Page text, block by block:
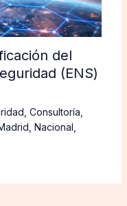
del
(ENS)
, Consultoría,
, Nacional ,